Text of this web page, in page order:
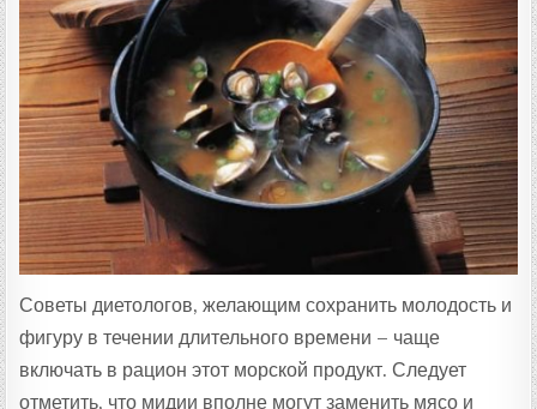
Советы диетологов, желающим сохранить молодость и
фигуру в течении длительного времени – чаще
включать в рацион этот морской продукт. Следует
отметить, что мидии вполне могут заменить мясо и